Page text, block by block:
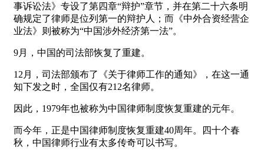
事诉讼法》专设了第四章“辩护”章节，并在第二十六条明
确规定了律师是位列第一的辩护人；而《中外合资经营企
业法》则被称为“中国涉外经济第一法”。
9月，中国的司法部恢复了重建。
12月，司法部颁布了《关于律师工作的通知》，在这一通
知下发之时，全国仅有212名律师。
因此，1979年也被称为中国律师制度恢复重建的元年。
而今年，正是中国律师制度恢复重建40周年。四十个春
秋，中国律师行业有太多传奇可以书写。